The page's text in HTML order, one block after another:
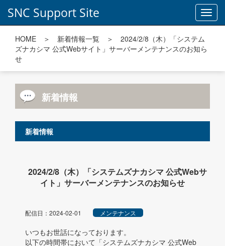
SNC Support Site
HOME ＞ 新着情報一覧 ＞ 2024/2/8（木）「システム
ズナカシマ 公式Webサイト」サーバーメンテナンスのお知ら
せ
新着情報
新着情報
2024/2/8（木）「システムズナカシマ 公式Webサ
イト」サーバーメンテナンスのお知らせ
配信日：2024-02-01 メンテナンス
いつもお世話になっております。
以下の時間帯において「システムズナカシマ 公式Web